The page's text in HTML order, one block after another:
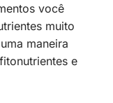
você
muito
maneira
e